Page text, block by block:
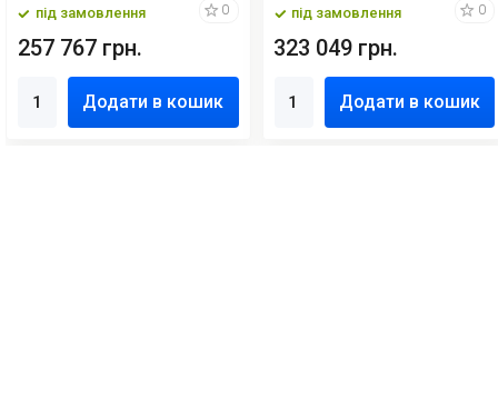
під замовлення 0
257 767 грн.
Додати в кошик
під замовлення 0
323 049 грн.
Додати в кошик